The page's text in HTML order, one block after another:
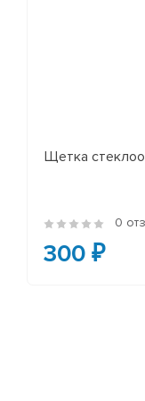
Щетка
0
300 ₽